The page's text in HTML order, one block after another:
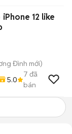
Đình mới)
5.0
7 đã
bán